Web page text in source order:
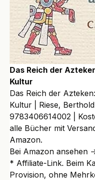
Das Reich der
Kultur
Das Reich der
Kultur | Riese,
9783406614002 |
alle Bücher mit
Amazon.
Bei Amazon ansehen
* Affiliate-Link. Beim
Provision, ohne